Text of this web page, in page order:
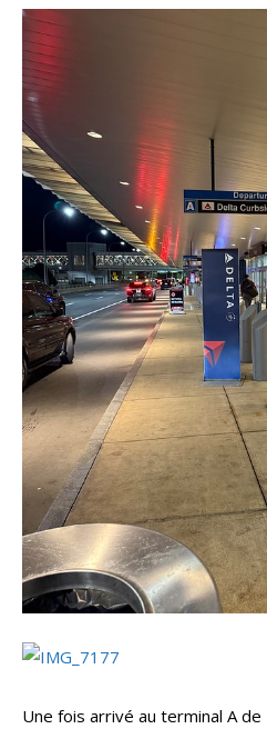
Une fois arrivé au terminal A